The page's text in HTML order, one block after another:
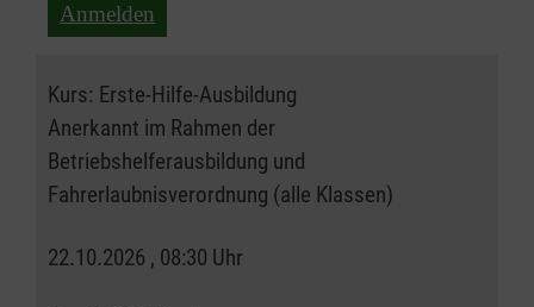
Anmelden
Kurs: Erste-Hilfe-Ausbildung
Anerkannt im Rahmen der
Betriebshelferausbildung und
Fahrerlaubnisverordnung (alle Klassen)
22.10.2026 , 08:30 Uhr